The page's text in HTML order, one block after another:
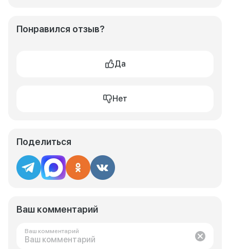
Понравился отзыв?
Да
Нет
Поделиться
Ваш комментарий
Ваш комментарий